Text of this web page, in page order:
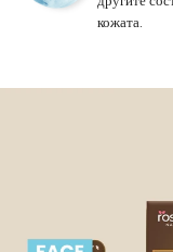
кожата.